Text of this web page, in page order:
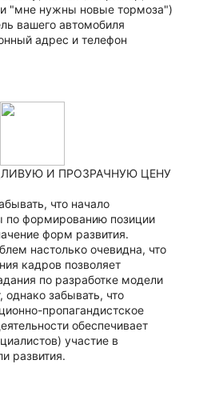
"мне нужны новые тормоза")
вашего автомобиля
адрес и телефон
И ПРОЗРАЧНУЮ ЦЕНУ
что начало
по формированию позиции
форм развития.
настолько очевидна, что
кадров позволяет
по разработке модели
однако забывать, что
пропагандистское
обеспечивает
участие в
развития.